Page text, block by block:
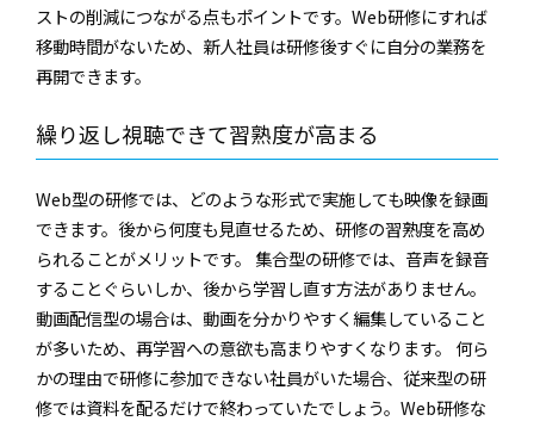
ストの削減につながる点もポイントです。Web研修にすれば
移動時間がないため、新人社員は研修後すぐに自分の業務を
再開できます。
繰り返し視聴できて習熟度が高まる
Web型の研修では、どのような形式で実施しても映像を録画
できます。後から何度も見直せるため、研修の習熟度を高め
られることがメリットです。 集合型の研修では、音声を録音
することぐらいしか、後から学習し直す方法がありません。
動画配信型の場合は、動画を分かりやすく編集していること
が多いため、再学習への意欲も高まりやすくなります。 何ら
かの理由で研修に参加できない社員がいた場合、従来型の研
修では資料を配るだけで終わっていたでしょう。Web研修な